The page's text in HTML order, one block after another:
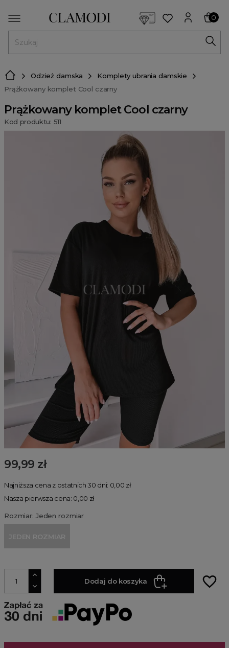
0
Odzież damska
Komplety ubrania damskie
Prążkowany komplet Cool czarny
Prążkowany komplet Cool czarny
Kod produktu: 511
99,99 zł
Najniższa cena z ostatnich 30 dni: 0,00 zł
Nasza pierwsza cena: 0,00 zł
Rozmiar: Jeden rozmiar
JEDEN ROZMIAR
Dodaj do koszyka favorite_border